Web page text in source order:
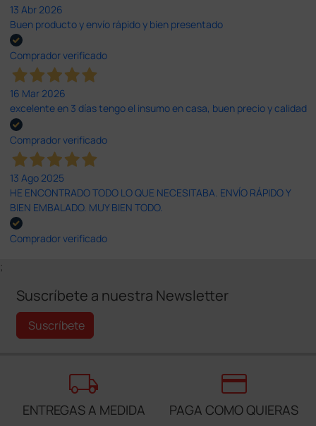
13 Abr 2026
Buen producto y envío rápido y bien presentado
Comprador verificado
16 Mar 2026
excelente en 3 días tengo el insumo en casa, buen precio y calidad
Comprador verificado
13 Ago 2025
HE ENCONTRADO TODO LO QUE NECESITABA. ENVÍO RÁPIDO Y
BIEN EMBALADO. MUY BIEN TODO.
Comprador verificado
;
Suscríbete a nuestra Newsletter
Suscríbete
local_shipping
ENTREGAS A MEDIDA
credit_card
PAGA COMO QUIERAS